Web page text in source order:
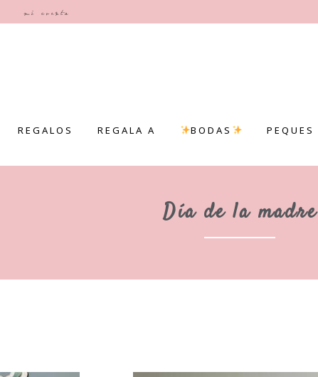
Mi cuenta
REGALOS REGALA A BODAS PEQUES
Día de la madre